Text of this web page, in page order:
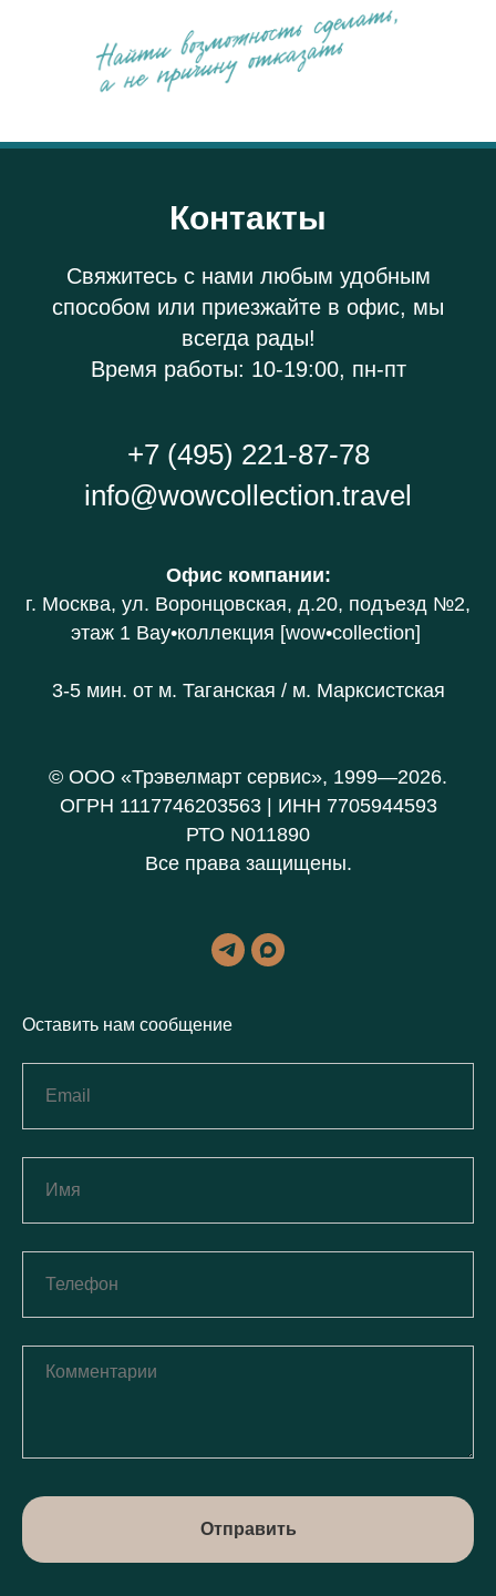
Контакты
Свяжитесь с нами любым удобным
способом или приезжайте в офис, мы
всегда рады!
Время работы: 10-19:00, пн-пт
+7 (495) 221-87-78
info@wowcollection.travel
Офис компании:
г. Москва, ул. Воронцовская, д.20, подъезд №2,
этаж 1 Вау•коллекция [wow•collection]
3-5 мин. от м. Таганская / м. Марксистская
© ООО «Трэвелмарт сервис», 1999—2026.
ОГРН 1117746203563 | ИНН 7705944593
РТО N011890
Все права защищены.
Оставить нам сообщение
Отправить